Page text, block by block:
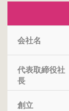
会社名
代表取締役社
長
創立